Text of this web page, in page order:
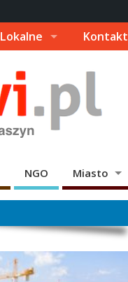
Lokalne Kontakt
NGO Miasto